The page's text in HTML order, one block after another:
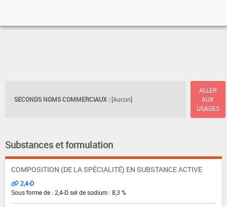
SECONDS NOMS COMMERCIAUX : [Aucun]
ALLER
AUX
USAGES
Substances et formulation
COMPOSITION (DE LA SPÉCIALITÉ) EN SUBSTANCE ACTIVE
2,4-D
Sous forme de : 2,4-D sel de sodium : 8,3 %